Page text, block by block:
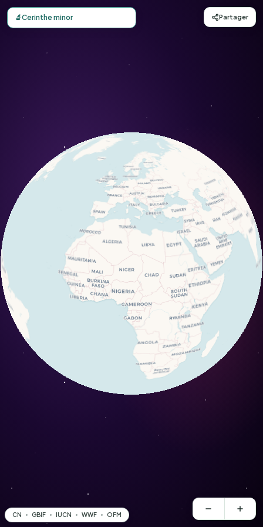
Carte d'observation du Cerinthe minor (Cerinthe minor) -
🔬Cerinthe minor Partager
CN GBIF IUCN WWF OFM